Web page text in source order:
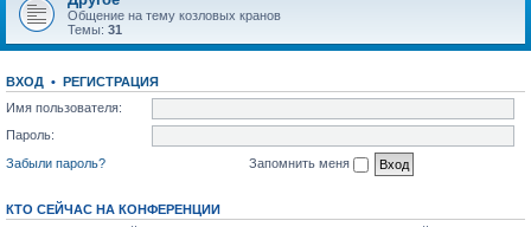
Общение на тему козловых кранов
Темы: 31
ВХОД • РЕГИСТРАЦИЯ
Имя пользователя:
Пароль:
Забыли пароль?
Запомнить меня
КТО СЕЙЧАС НА КОНФЕРЕНЦИИ